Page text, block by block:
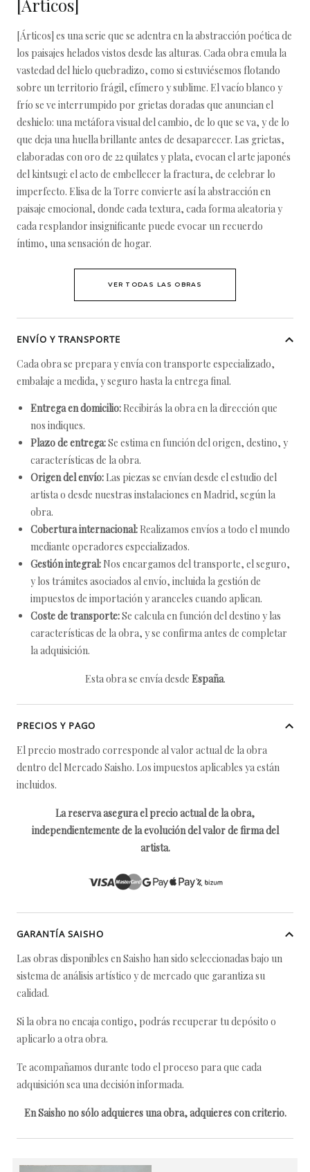
[Árticos]
[Árticos] es una serie que se adentra en la abstracción poética de
los paisajes helados vistos desde las alturas. Cada obra emula la
vastedad del hielo quebradizo, como si estuviésemos flotando
sobre un territorio frágil, efímero y sublime. El vacío blanco y
frío se ve interrumpido por grietas doradas que anuncian el
deshielo: una metáfora visual del cambio, de lo que se va, y de lo
que deja una huella brillante antes de desaparecer. Las grietas,
elaboradas con oro de 22 quilates y plata, evocan el arte japonés
del kintsugi: el acto de embellecer la fractura, de celebrar lo
imperfecto. Elisa de la Torre convierte así la abstracción en
paisaje emocional, donde cada textura, cada forma aleatoria y
cada resplandor insignificante puede evocar un recuerdo
íntimo, una sensación de hogar.
VER TODAS LAS OBRAS
ENVÍO Y TRANSPORTE
Cada obra se prepara y envía con transporte especializado,
embalaje a medida, y seguro hasta la entrega final.
Entrega en domicilio: Recibirás la obra en la dirección que
nos indiques.
Plazo de entrega:Se estima en función del origen, destino, y
características de la obra.
Origen del envío: Las piezas se envían desde el estudio del
artista o desde nuestras instalaciones en Madrid, según la
obra.
Cobertura internacional: Realizamos envíos a todo el mundo
mediante operadores especializados.
Gestión integral: Nos encargamos del transporte, el seguro,
y los trámites asociados al envío, incluida la gestión de
impuestos de importación y aranceles cuando aplican.
Coste de transporte:Se calcula en función del destino y las
características de la obra, y se confirma antes de completar
la adquisición.
Esta obra se envía desde España.
PRECIOS Y PAGO
El precio mostrado corresponde al valor actual de la obra
dentro del Mercado Saisho. Los impuestos aplicables ya están
incluidos.
La reserva asegura el precio actual de la obra,
independientemente de la evolución del valor de firma del
artista.
GARANTÍA SAISHO
Las obras disponibles en Saisho han sido seleccionadas bajo un
sistema de análisis artístico y de mercado que garantiza su
calidad.
Si la obra no encaja contigo, podrás recuperar tu depósito o
aplicarlo a otra obra.
Te acompañamos durante todo el proceso para que cada
adquisición sea una decisión informada.
En Saisho no sólo adquieres una obra, adquieres con criterio.